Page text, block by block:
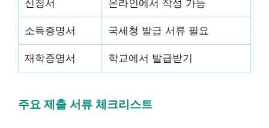
신청서 온라인에서 작성 가능
소득증명서 국세청 발급 서류 필요
재학증명서 학교에서 발급받기
주요 제출 서류 체크리스트